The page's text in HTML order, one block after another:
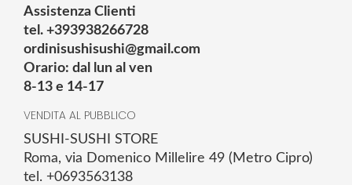
Assistenza Clienti
tel. +393938266728
ordinisushisushi@gmail.com
Orario: dal lun al ven
8-13 e 14-17
VENDITA AL PUBBLICO
SUSHI-SUSHI STORE
Roma, via Domenico Millelire 49 (Metro Cipro)
tel. +0693563138